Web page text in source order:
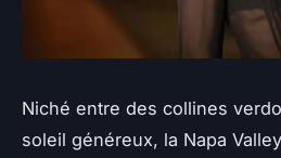
Niché entre des collines
soleil généreux, la Napa